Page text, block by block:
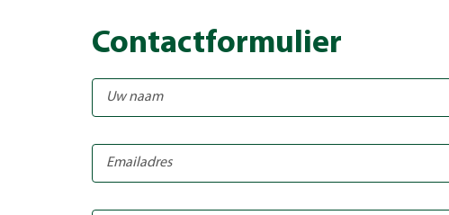
Contactformulier